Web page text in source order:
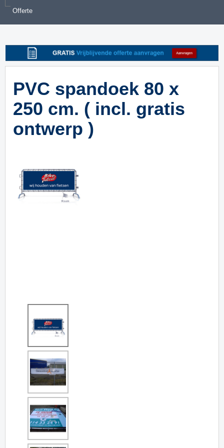
Offerte
PVC spandoek 80 x
250 cm. ( incl. gratis
ontwerp )